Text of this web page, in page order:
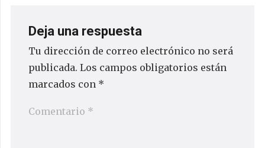
Deja una respuesta
Tu dirección de correo electrónico no será
publicada. Los campos obligatorios están
marcados con *